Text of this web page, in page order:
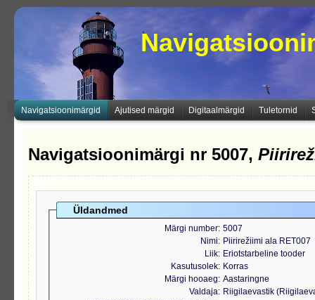
Navigatsioonimärgid Ajutised märgid Digitaalmärgid Tuletornid
Navigatsioonimärgi nr 5007,
Üldandmed
Märgi number 5007
Nimi
Piirirežiimi ala RET007
Liik
Eriotstarbeline tooder
Kasutusolek
Korras
Märgi hooaeg Aastaringne
Valdaja
Riigilaevastik